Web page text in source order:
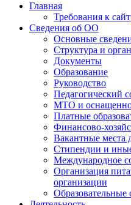
Главная
Требования к
Сведения об ОО
Основные
Структура и
Документы
Образование
Руководство
Педагогический
МТО и
Платные
Финансово-
Вакантные места
Стипендии и
Международное
Организация
организации
Образовательные